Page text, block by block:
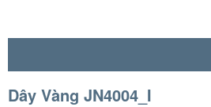
Dây Vàng JN4004_I